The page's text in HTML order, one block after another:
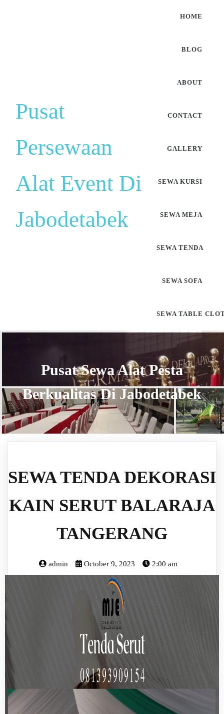
Pusat
Persewaan
Alat Event Di
Jabodetabek
HOME
BLOG
ABOUT
CONTACT
GALLERY
SEWA KURSI
SEWA MEJA
SEWA TENDA
SEWA SOFA
SEWA TABLE
Pusat Sewa Alat Pesta
Berkualitas Di Jabodetabek
SEWA TENDA DEKORASI
KAIN SERUT BALARAJA
TANGERANG
admin October 9, 2023 2:00 am